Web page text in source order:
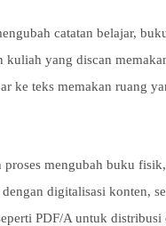
catatan belajar,
kuliah yang discan
ke teks memakan ruang
mengubah buku
digitalisasi konten,
PDF/A untuk